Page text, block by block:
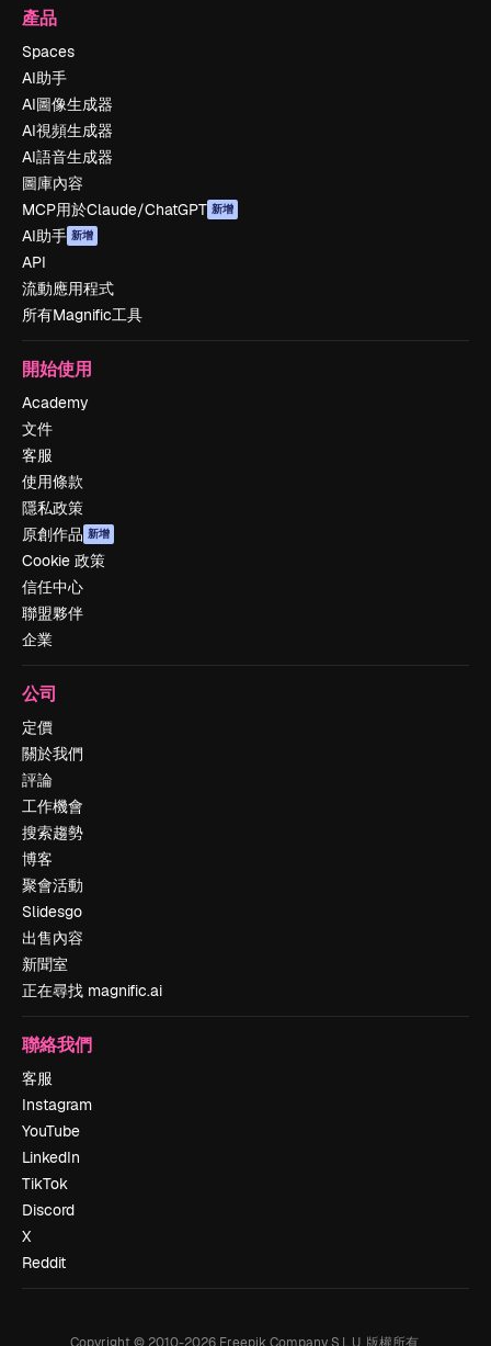
產品
Spaces
AI助手
AI圖像生成器
AI視頻生成器
AI語音生成器
圖庫內容
MCP用於Claude/ChatGPT 新增
AI助手 新增
API
流動應用程式
所有Magnific工具
開始使用
Academy
文件
客服
使用條款
隱私政策
原創作品 新增
Cookie 政策
信任中心
聯盟夥伴
企業
公司
定價
關於我們
評論
工作機會
搜索趨勢
博客
聚會活動
Slidesgo
出售內容
新聞室
正在尋找 magnific.ai
聯絡我們
客服
Instagram
YouTube
LinkedIn
TikTok
Discord
X
Reddit
Copyright © 2010-2026 Freepik Company S.L.U. 版權所有